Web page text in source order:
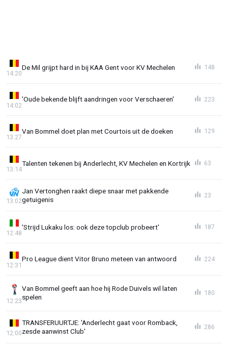
De Mil grijpt hard in bij KAA Gent voor KV Mechelen
14:20
148
'Oude bekende blijft aandringen voor Verschaeren'
14:02
223
Van Bommel doet plan met Courtois uit de doeken
13:27
129
Talenten tekenen bij Anderlecht, KV Mechelen en Kortrijk
13:14
63
Jan Vertonghen raakt diepe snaar met pakkende
getuigenis
13:02
23
'Strijd Lukaku los: ook deze topclub probeert'
12:48
187
Pro League dient Vitor Bruno meteen van antwoord
12:31
224
Van Bommel geeft aan hoe hij Rode Duivels wil laten
spelen
12:23
180
TRANSFERUURTJE: 'Anderlecht gaat voor Romback,
zesde aanwinst Club'
12:00
286